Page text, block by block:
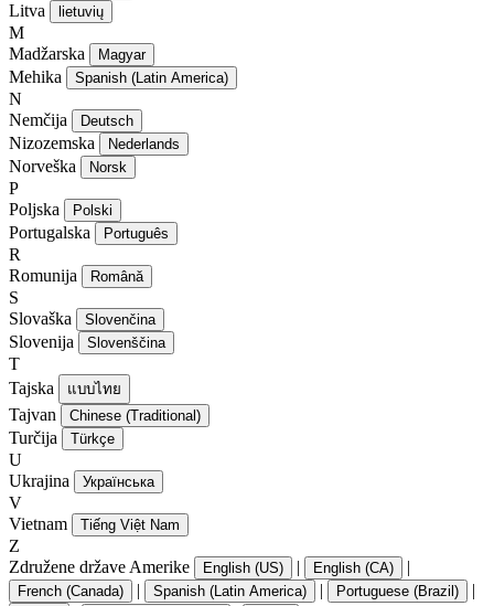
Litva lietuvių
M
Madžarska
Magyar
Mehika Spanish (Latin America)
N
Nemčija
Deutsch
Nizozemska Nederlands
Norveška Norsk
P
Poljska
Polski
Portugalska Português
R
Romunija
Română
S
Slovaška
Slovenčina
Slovenija Slovenščina
T
Tajska
แบบไทย
Tajvan Chinese (Traditional)
Turčija Türkçe
U
Ukrajina
Українська
V
Vietnam
Tiếng Việt Nam
Z
Združene države Amerike
English (US) | English (CA) |
French (Canada) | Spanish (Latin America) | Portuguese (Brazil) |